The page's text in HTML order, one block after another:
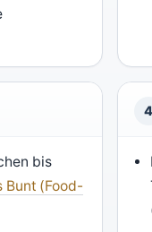
bis
Bunt (Food-
4